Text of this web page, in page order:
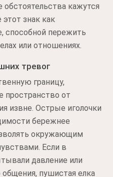
кажутся
знак как
способной пережить
или отношениях.
тревог
границу,
от
извне. Острые иголочки
бережнее
окружающим
Если в
давление или
пушистая елка